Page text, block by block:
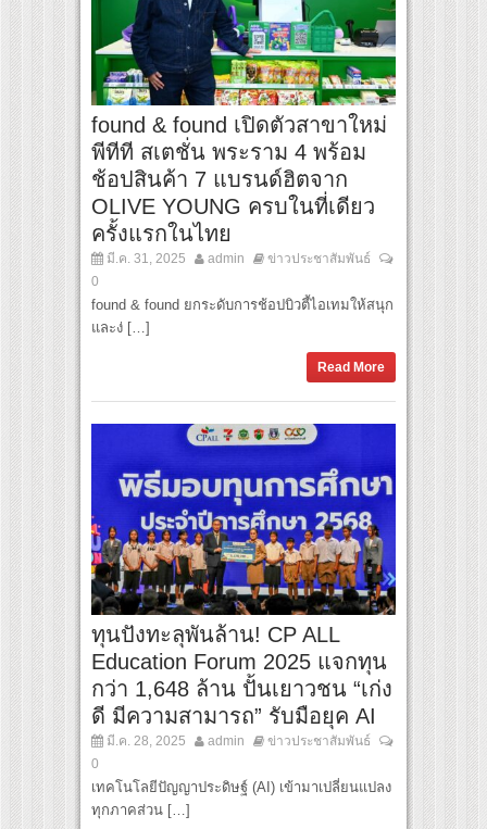
found & found เปิดตัวสาขาใหม่
พีทีที สเตชั่น พระราม 4 พร้อม
ช้อปสินค้า 7 แบรนด์ฮิตจาก
OLIVE YOUNG ครบในที่เดียว
ครั้งแรกในไทย
มี.ค. 31, 2025 admin
ข่าวประชาสัมพันธ์
0
found & found ยกระดับการช้อปบิวตี้ไอเทมให้สนุก
และง่ […]
Read More
ทุนปังทะลุพันล้าน! CP ALL
Education Forum 2025 แจกทุน
กว่า 1,648 ล้าน ปั้นเยาวชน “เก่ง
ดี มีความสามารถ” รับมือยุค AI
มี.ค. 28, 2025 admin
ข่าวประชาสัมพันธ์
0
เทคโนโลยีปัญญาประดิษฐ์ (AI) เข้ามาเปลี่ยนแปลง
ทุกภาคส่วน […]